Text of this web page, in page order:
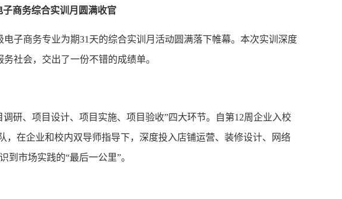
子商务综合实训月圆满收官
子商务专业为期31天的综合实训月活动圆满落下帷幕。本次实训深度
社会，交出了一份不错的成绩单。
研、项目设计、项目实施、项目验收”四大环节。自第12周企业入校
，在企业和校内双导师指导下，深度投入店铺运营、装修设计、网络
市场实践的“最后一公里”。